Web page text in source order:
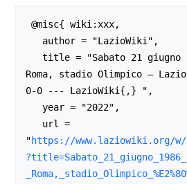
Roma, stadio Olimpico –
0-0 --- LazioWiki{,} ",
"https://www.laziowiki.org/w/